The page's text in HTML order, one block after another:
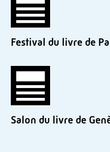
Festival du livre de
Salon du livre de